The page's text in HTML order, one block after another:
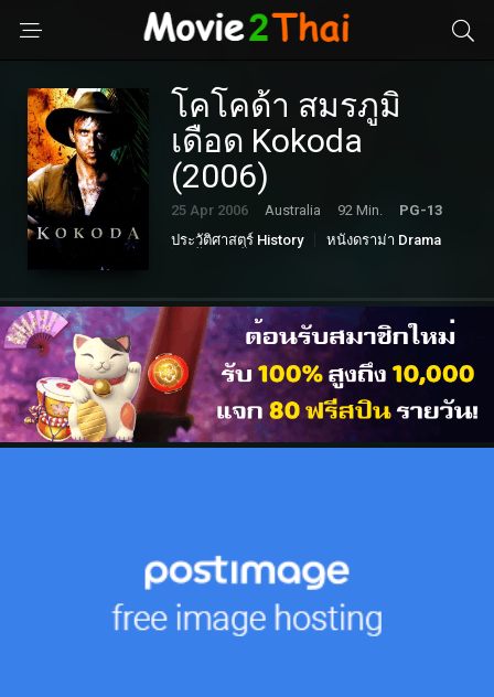
โคโคด้า สมรภูมิ
เดือด Kokoda
(2006)
25 Apr 2006 Australia 92 Min.
PG-13
ประวัติศาสตร์ History
หนังดราม่า Drama